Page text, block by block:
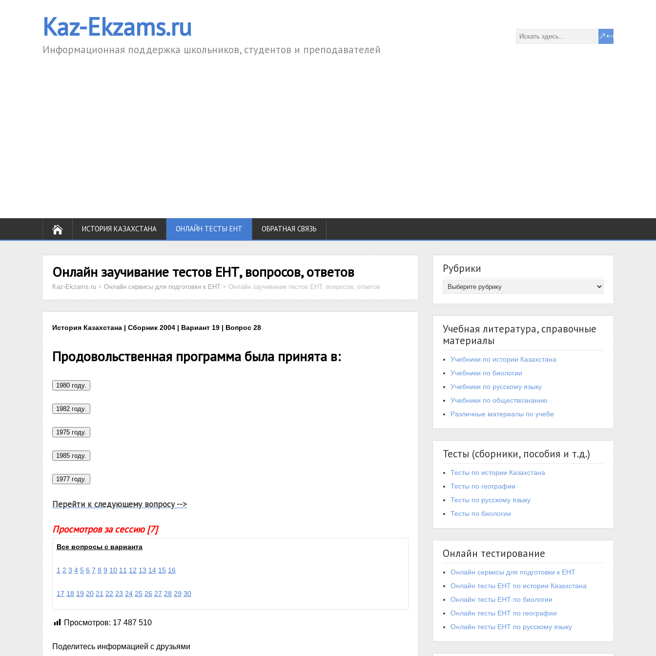
Kaz-Ekzams.ru
Информационная поддержка школьников, студентов и преподавателей
ИСТОРИЯ КАЗАХСТАНА ОНЛАЙН ТЕСТЫ ЕНТ ОБРАТНАЯ СВЯЗЬ
Онлайн заучивание тестов ЕНТ, вопросов, ответов
Kaz-Ekzams.ru > Онлайн сервисы для подготовки к ЕНТ > Онлайн заучивание тестов ЕНТ, вопросов, ответов
История Казахстана | Сборник 2004 | Вариант 19 | Вопрос 28
Продовольственная программа была принята в:
Перейти к следующему вопросу -->
Просмотров за сессию [7]
Все вопросы с варианта
1 2 3 4 5 6 7 8 9 10 11 12 13 14 15 16
17 18 19 20 21 22 23 24 25 26 27 28 29 30
Просмотров: 17 487 510
Поделитесь информацией с друзьями
Рубрики
Учебная литература, справочные
материалы
Учебники по истории Казахстана
Учебники по биологии
Учебники по русскому языку
Учебники по обществознанию
Различные материалы по учебе
Тесты (сборники, пособия и т.д.)
Тесты по истории Казахстана
Тесты по географии
Тесты по русскому языку
Тесты по биологии
Онлайн тестирование
Онлайн сервисы для подготовки к ЕНТ
Онлайн тесты ЕНТ по истории Казахстана
Онлайн тесты ЕНТ по биологии
Онлайн тесты ЕНТ по географии
Онлайн тесты ЕНТ по русскому языку